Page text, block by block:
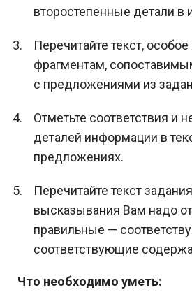
второстепенные детали в
Перечитайте текст,
фрагментам,
с предложениями из
Отметьте соответствия и
деталей информации в
предложениях.
Перечитайте текст
высказывания Вам надо
правильные —
соответствующие
Что необходимо уметь: